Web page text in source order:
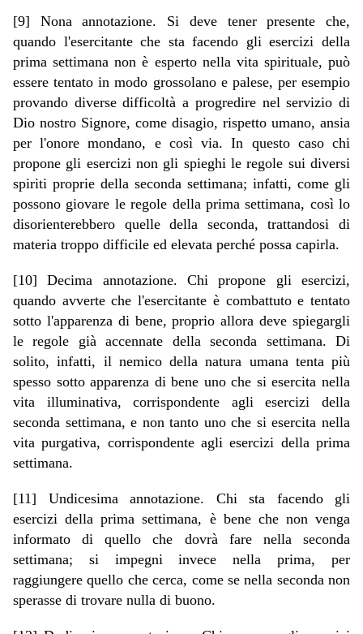
[9] Nona annotazione. Si deve tener presente che,
quando l'esercitante che sta facendo gli esercizi della
prima settimana non è esperto nella vita spirituale, può
essere tentato in modo grossolano e palese, per esempio
provando diverse difficoltà a progredire nel servizio di
Dio nostro Signore, come disagio, rispetto umano, ansia
per l'onore mondano, e così via. In questo caso chi
propone gli esercizi non gli spieghi le regole sui diversi
spiriti proprie della seconda settimana; infatti, come gli
possono giovare le regole della prima settimana, così lo
disorienterebbero quelle della seconda, trattandosi di
materia troppo difficile ed elevata perché possa capirla.
[10] Decima annotazione. Chi propone gli esercizi,
quando avverte che l'esercitante è combattuto e tentato
sotto l'apparenza di bene, proprio allora deve spiegargli
le regole già accennate della seconda settimana. Di
solito, infatti, il nemico della natura umana tenta più
spesso sotto apparenza di bene uno che si esercita nella
vita illuminativa, corrispondente agli esercizi della
seconda settimana, e non tanto uno che si esercita nella
vita purgativa, corrispondente agli esercizi della prima
settimana.
[11] Undicesima annotazione. Chi sta facendo gli
esercizi della prima settimana, è bene che non venga
informato di quello che dovrà fare nella seconda
settimana; si impegni invece nella prima, per
raggiungere quello che cerca, come se nella seconda non
sperasse di trovare nulla di buono.